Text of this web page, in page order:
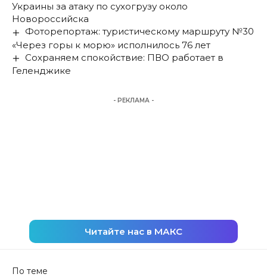
Украины за атаку по сухогрузу около
Новороссийска
Фоторепортаж: туристическому маршруту №30
«Через горы к морю» исполнилось 76 лет
Сохраняем спокойствие: ПВО работает в
Геленджике
- РЕКЛАМА -
Читайте нас в МАКС
По теме